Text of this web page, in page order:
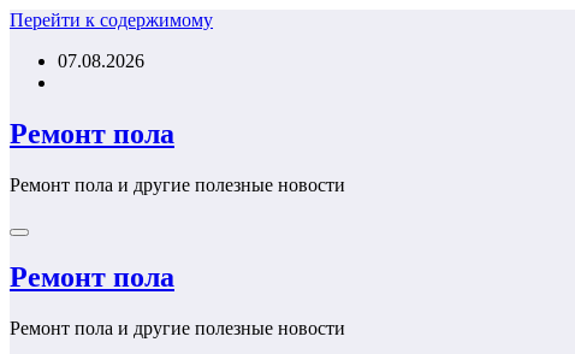
Перейти к содержимому
07.08.2026
Ремонт пола
Ремонт пола и другие полезные новости
Ремонт пола
Ремонт пола и другие полезные новости